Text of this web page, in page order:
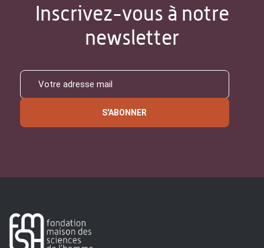
Inscrivez-vous à notre
newsletter
S'ABONNER